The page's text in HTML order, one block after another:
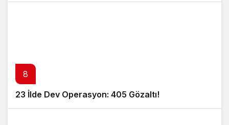
8
23 İlde Dev Operasyon: 405 Gözaltı!